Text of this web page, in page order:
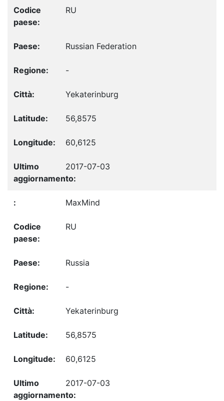
RU
Russian Federation
-
Yekaterinburg
56,8575
60,6125
2017-07-03
MaxMind
RU
Russia
-
Yekaterinburg
56,8575
60,6125
2017-07-03